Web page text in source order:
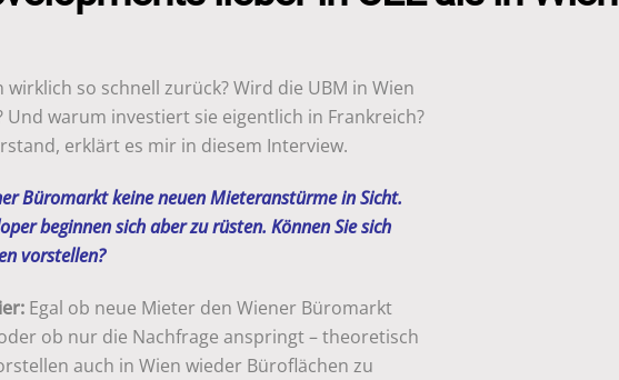
so schnell zurück? Wird die UBM in Wien
Und warum investiert sie eigentlich in Frankreich?
erklärt es mir in diesem Interview.
Büromarkt keine neuen Mieteranstürme in Sicht.
beginnen sich aber zu rüsten. Können Sie sich
vorstellen?
Egal ob neue Mieter den Wiener Büromarkt
ob nur die Nachfrage anspringt – theoretisch
auch in Wien wieder Büroflächen zu